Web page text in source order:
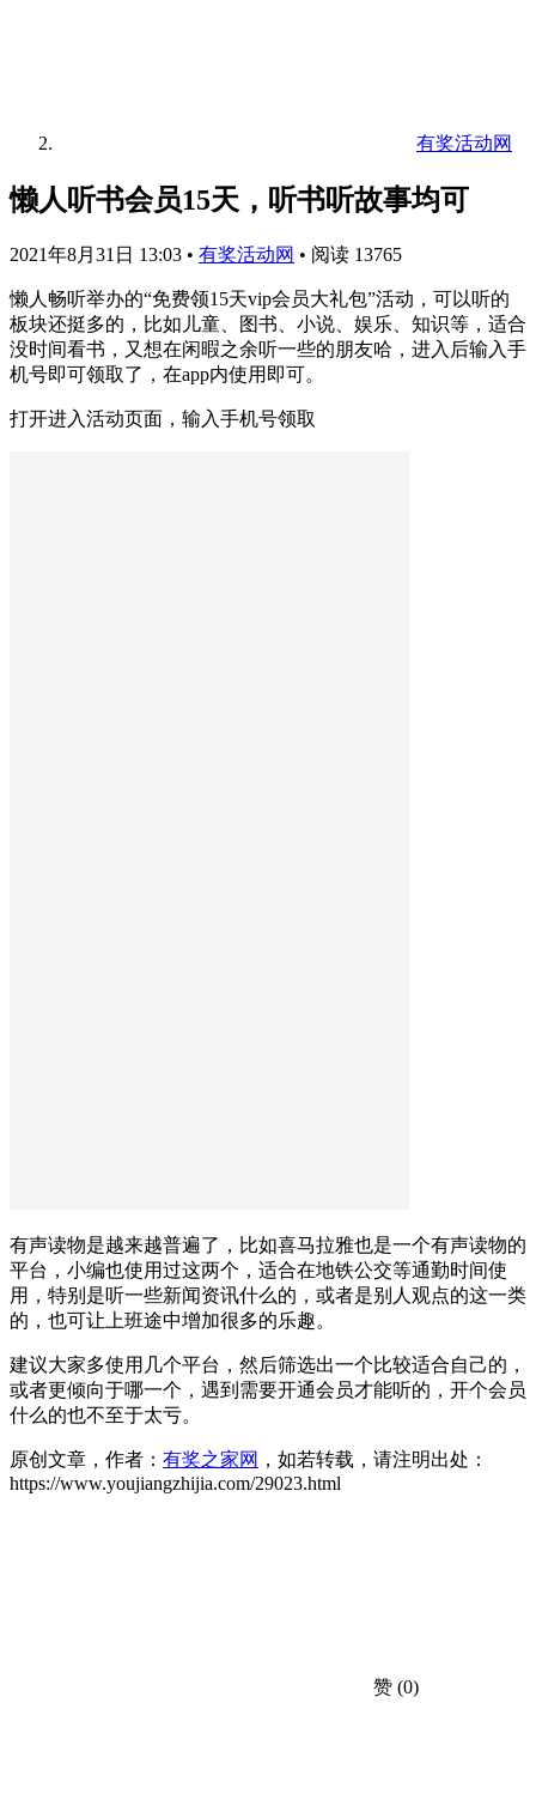
有奖活动网
懒人听书会员15天，听书听故事均可
2021年8月31日 13:03 • 有奖活动网 • 阅读 13765
懒人畅听举办的“免费领15天vip会员大礼包”活动，可以听的
板块还挺多的，比如儿童、图书、小说、娱乐、知识等，适合
没时间看书，又想在闲暇之余听一些的朋友哈，进入后输入手
机号即可领取了，在app内使用即可。
打开进入活动页面，输入手机号领取
有声读物是越来越普遍了，比如喜马拉雅也是一个有声读物的
平台，小编也使用过这两个，适合在地铁公交等通勤时间使
用，特别是听一些新闻资讯什么的，或者是别人观点的这一类
的，也可让上班途中增加很多的乐趣。
建议大家多使用几个平台，然后筛选出一个比较适合自己的，
或者更倾向于哪一个，遇到需要开通会员才能听的，开个会员
什么的也不至于太亏。
原创文章，作者： 有奖之家网 ，如若转载，请注明出处：
https://www.youjiangzhijia.com/29023.html
赞 (0)